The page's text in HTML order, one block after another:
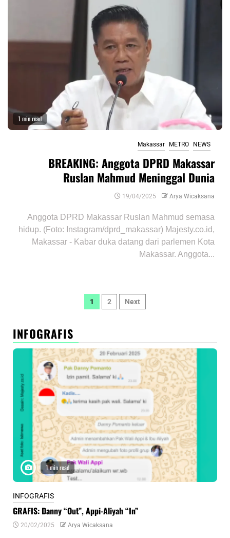
1 min read
Makassar METRO NEWS
BREAKING: Anggota DPRD Makassar
Ruslan Mahmud Meninggal Dunia
19/04/2025 Arya Wicaksana
Anggota DPRD Makassar Ruslan Mahmud semasa
hidup. (Foto: Instagram/dprd_makassar) Majesty.co.id,
Makassar - Kabar duka datang dari parlemen Kota
Makassar. Anggota...
Paginasi
1 2 Next
INFOGRAFIS
1 min read
INFOGRAFIS
GRAFIS: Danny “Out”, Appi-Aliyah “In”
20/02/2025 Arya Wicaksana